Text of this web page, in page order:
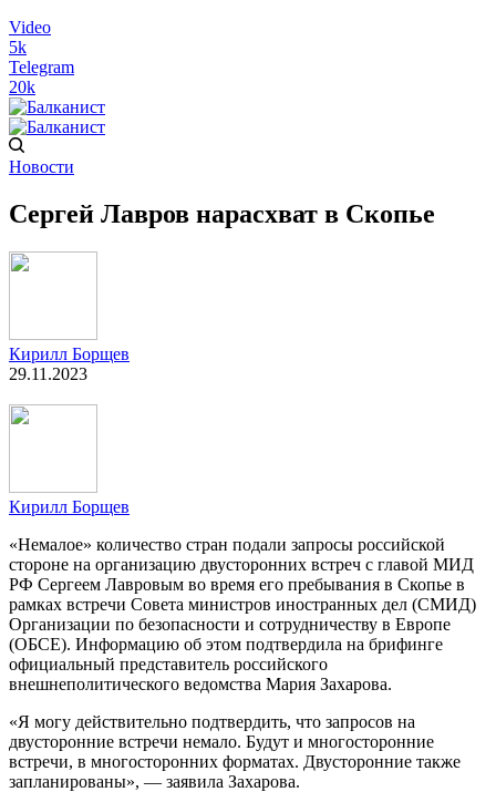
Video
5k
Telegram
20k
Новости
Сергей Лавров нарасхват в Скопье
Кирилл Борщев
29.11.2023
Кирилл Борщев
«Немалое» количество стран подали запросы российской
стороне на организацию двусторонних встреч с главой МИД
РФ Сергеем Лавровым во время его пребывания в Скопье в
рамках встречи Совета министров иностранных дел (СМИД)
Организации по безопасности и сотрудничеству в Европе
(ОБСЕ). Информацию об этом подтвердила на брифинге
официальный представитель российского
внешнеполитического ведомства Мария Захарова.
«Я могу действительно подтвердить, что запросов на
двусторонние встречи немало. Будут и многосторонние
встречи, в многосторонних форматах. Двусторонние также
запланированы», — заявила Захарова.